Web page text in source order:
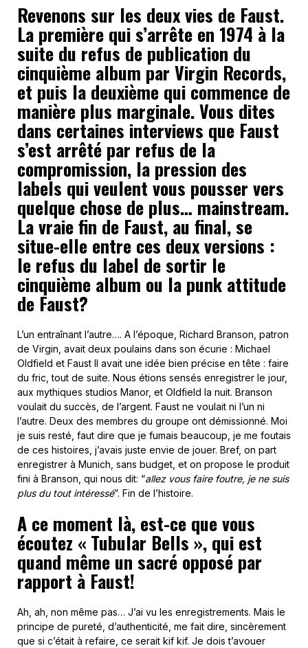
Revenons sur les deux vies de Faust.
La première qui s’arrête en 1974 à la
suite du refus de publication du
cinquième album par Virgin Records,
et puis la deuxième qui commence de
manière plus marginale. Vous dites
dans certaines interviews que Faust
s’est arrêté par refus de la
compromission, la pression des
labels qui veulent vous pousser vers
quelque chose de plus… mainstream.
La vraie fin de Faust, au final, se
situe-elle entre ces deux versions :
le refus du label de sortir le
cinquième album ou la punk attitude
de Faust?
L’un entraînant l’autre…. A l’époque, Richard Branson, patron
de Virgin, avait deux poulains dans son écurie : Michael
Oldfield et Faust Il avait une idée bien précise en tête : faire
du fric, tout de suite. Nous étions sensés enregistrer le jour,
aux mythiques studios Manor, et Oldfield la nuit. Branson
voulait du succès, de l’argent. Faust ne voulait ni l’un ni
l’autre. Deux des membres du groupe ont démissionné. Moi
je suis resté, faut dire que je fumais beaucoup, je me foutais
de ces histoires, j’avais juste envie de jouer. Bref, on part
enregistrer à Munich, sans budget, et on propose le produit
fini à Branson, qui nous dit: “allez vous faire foutre, je ne suis
plus du tout intéressé”. Fin de l’histoire.
A ce moment là, est-ce que vous
écoutez « Tubular Bells », qui est
quand même un sacré opposé par
rapport à Faust!
Ah, ah, non même pas… J’ai vu les enregistrements. Mais le
principe de pureté, d’authenticité, me fait dire, sincèrement
que si c’était à refaire, ce serait kif kif. Je dois t’avouer